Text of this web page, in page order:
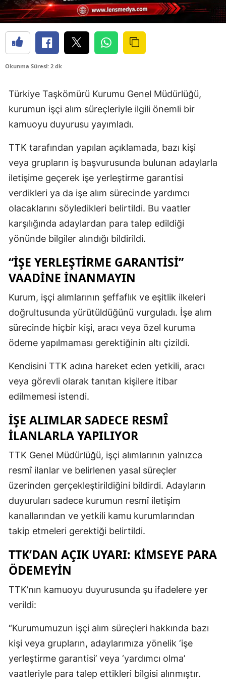
Okunma Süresi: 2 dk
Türkiye Taşkömürü Kurumu Genel Müdürlüğü,
kurumun işçi alım süreçleriyle ilgili önemli bir
kamuoyu duyurusu yayımladı.
TTK tarafından yapılan açıklamada, bazı kişi
veya grupların iş başvurusunda bulunan adaylarla
iletişime geçerek işe yerleştirme garantisi
verdikleri ya da işe alım sürecinde yardımcı
olacaklarını söyledikleri belirtildi. Bu vaatler
karşılığında adaylardan para talep edildiği
yönünde bilgiler alındığı bildirildi.
“İŞE YERLEŞTİRME GARANTİSİ”
VAADİNE İNANMAYIN
Kurum, işçi alımlarının şeffaflık ve eşitlik ilkeleri
doğrultusunda yürütüldüğünü vurguladı. İşe alım
sürecinde hiçbir kişi, aracı veya özel kuruma
ödeme yapılmaması gerektiğinin altı çizildi.
Kendisini TTK adına hareket eden yetkili, aracı
veya görevli olarak tanıtan kişilere itibar
edilmemesi istendi.
İŞE ALIMLAR SADECE RESMÎ
İLANLARLA YAPILIYOR
TTK Genel Müdürlüğü, işçi alımlarının yalnızca
resmî ilanlar ve belirlenen yasal süreçler
üzerinden gerçekleştirildiğini bildirdi. Adayların
duyuruları sadece kurumun resmî iletişim
kanallarından ve yetkili kamu kurumlarından
takip etmeleri gerektiği belirtildi.
TTK’DAN AÇIK UYARI: KİMSEYE PARA
ÖDEMEYİN
TTK’nın kamuoyu duyurusunda şu ifadelere yer
verildi:
“Kurumumuzun işçi alım süreçleri hakkında bazı
kişi veya grupların, adaylarımıza yönelik ‘işe
yerleştirme garantisi’ veya ‘yardımcı olma’
vaatleriyle para talep ettikleri bilgisi alınmıştır.